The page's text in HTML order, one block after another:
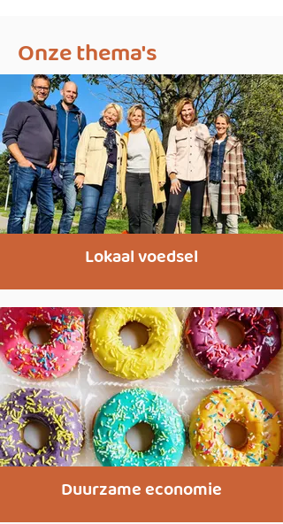
Onze thema's
Lokaal voedsel
Duurzame economie